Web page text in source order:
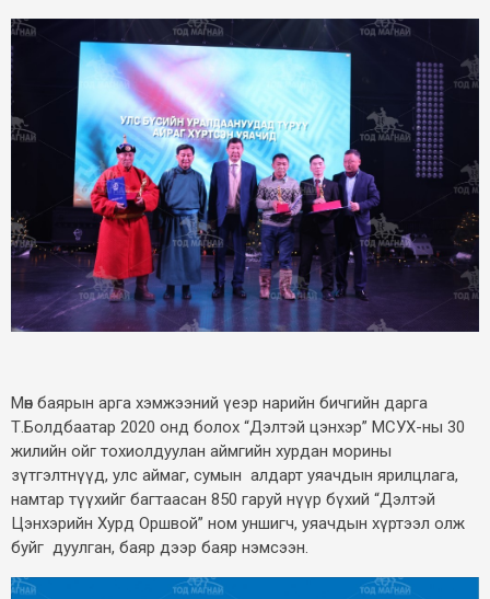
Мөн баярын арга хэмжээний үеэр нарийн бичгийн дарга
Т.Болдбаатар 2020 онд болох “Дэлтэй цэнхэр” МСУХ-ны 30
жилийн ойг тохиолдуулан аймгийн хурдан морины
зүтгэлтнүүд, улс аймаг, сумын алдарт уяачдын ярилцлага,
намтар түүхийг багтаасан 850 гаруй нүүр бүхий “Дэлтэй
Цэнхэрийн Хурд Оршвой” ном уншигч, уяачдын хүртээл олж
буйг дуулган, баяр дээр баяр нэмсээн.